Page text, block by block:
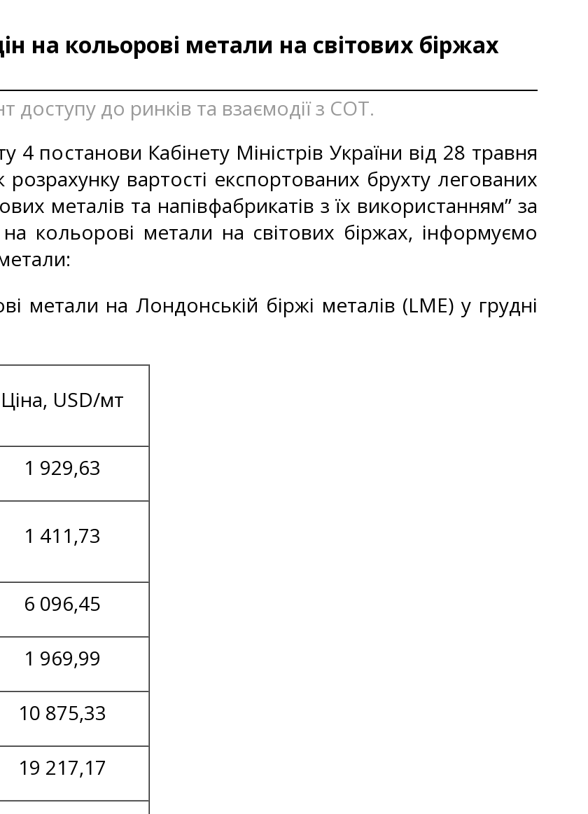
на кольорові метали на світових біржах
до ринків та взаємодії з СОТ.
4 постанови Кабінету Міністрів України від 28 травня
вартості експортованих брухту легованих
металів та напівфабрикатів з їх використанням” за
кольорові метали на світових біржах, інформуємо
метали на Лондонській біржі металів (LME) у грудні
Ціна, USD/мт
1 929,63
1 411,73
6 096,45
1 969,99
10 875,33
19 217,17